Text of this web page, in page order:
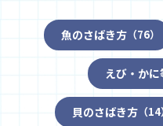
魚のさばき方（76）
えび・か
貝のさばき方（14